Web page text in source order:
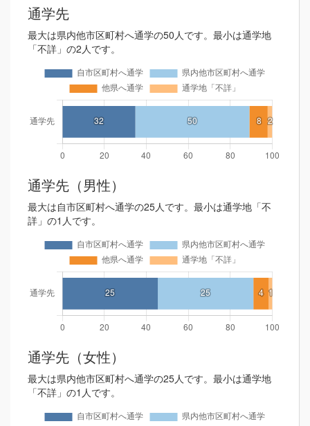
通学先
最大は県内他市区町村へ通学の50人です。最小は通学地
「不詳」の2人です。
通学先（男性）
最大は自市区町村へ通学の25人です。最小は通学地「不
詳」の1人です。
通学先（女性）
最大は県内他市区町村へ通学の25人です。最小は通学地
「不詳」の1人です。